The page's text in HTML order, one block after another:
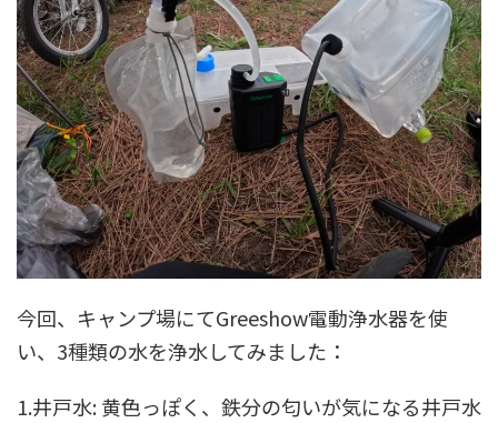
今回、キャンプ場にてGreeshow電動浄水器を使
い、3種類の水を浄水してみました：
1.井戸水: 黄色っぽく、鉄分の匂いが気になる井戸水